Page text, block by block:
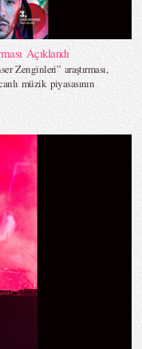
Açıklandı
Zenginleri” araştırması,
müzik piyasasının